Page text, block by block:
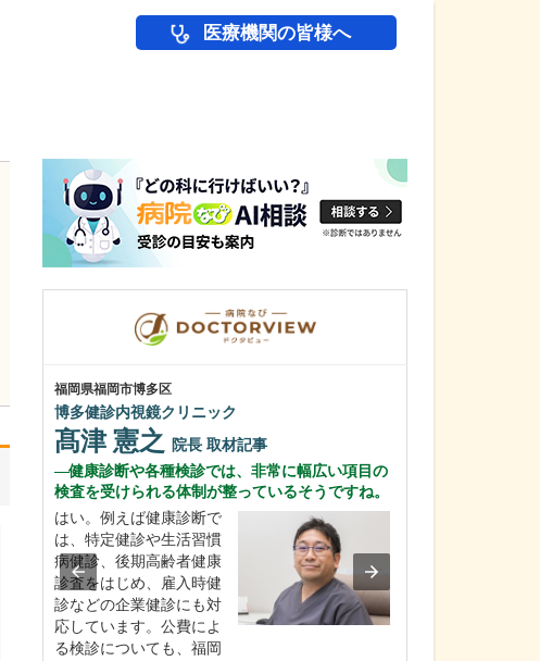
医療機関の皆様へ
福岡県福岡市博多区
博多健診内視鏡クリニック
髙津 憲之 院長 取材記事
健康診断や各種検診では、非常に幅広い項目の
検査を受けられる体制が整っているそうですね。
はい。例えば健康診断で
は、特定健診や生活習慣
病健診、後期高齢者健康
診査をはじめ、雇入時健
診などの企業健診にも対
応しています。公費によ
る検診についても、福岡